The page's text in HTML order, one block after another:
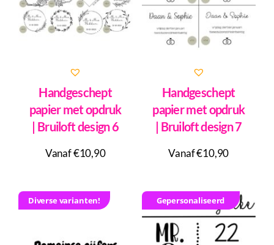
Handgeschept
papier met opdruk
| Bruiloft design 6
Vanaf €10,90
Handgeschept
papier met opdruk
| Bruiloft design 7
Vanaf €10,90
Diverse varianten! Gepersonaliseerd